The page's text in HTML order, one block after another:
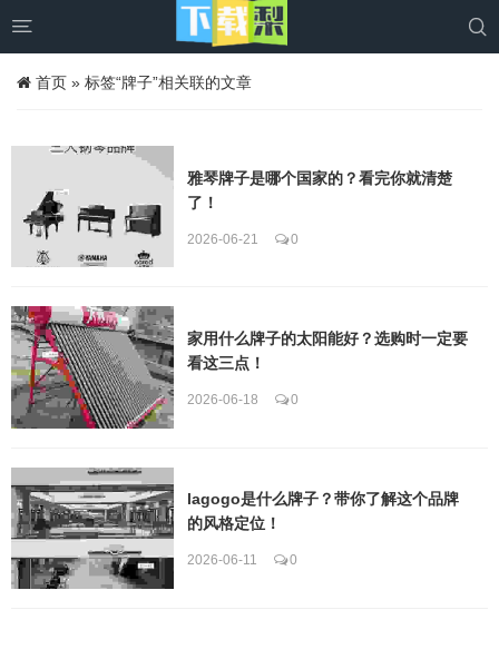
 
首页 » 标签“牌子”相关联的文章
雅琴牌子是哪个国家的？看完你就清楚
了！
2026-06-21 0
家用什么牌子的太阳能好？选购时一定要
看这三点！
2026-06-18 0
lagogo是什么牌子？带你了解这个品牌
的风格定位！
2026-06-11 0